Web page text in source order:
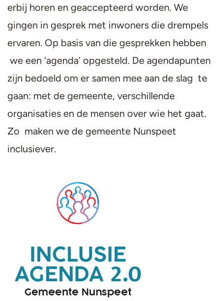
erbij horen en geaccepteerd worden. We
gingen in gesprek met inwoners die drempels
ervaren. Op basis van die gesprekken hebben
we een ‘agenda’ opgesteld. De agendapunten
zijn bedoeld om er samen mee aan de slag te
gaan: met de gemeente, verschillende
organisaties en de mensen over wie het gaat.
Zo maken we de gemeente Nunspeet
inclusiever.